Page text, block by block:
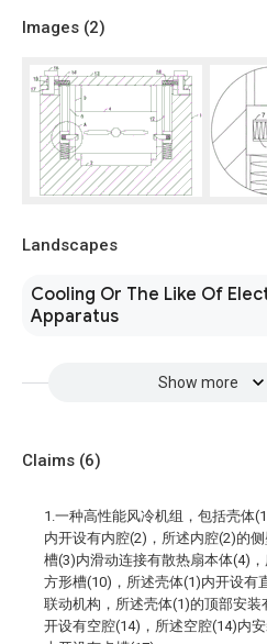
Images (2)
Landscapes
Cooling Or The Like Of
Apparatus
Show more
Claims (6)
1.一种高性能风冷机组，包括壳体
内开设有内腔(2)，所述内腔(2)的
槽(3)内滑动连接有散热扇本体(4)
方形槽(10)，所述壳体(1)内开设有
联动机构，所述壳体(1)的顶部安
开设有空腔(14)，所述空腔(14)内